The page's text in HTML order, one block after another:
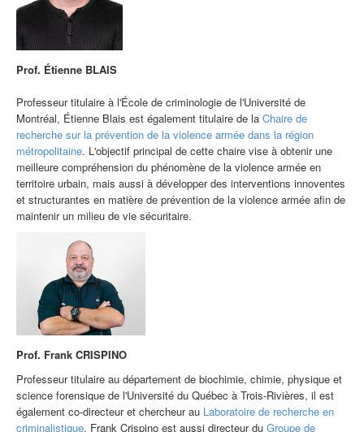
Prof. Étienne BLAIS
Professeur titulaire à l'École de criminologie de l'Université de
Montréal, Étienne Blais est également titulaire de la Chaire de
recherche sur la prévention de la violence armée dans la région
métropolitaine. L'objectif principal de cette chaire vise à obtenir une
meilleure compréhension du phénomène de la violence armée en
territoire urbain, mais aussi à développer des interventions innoventes
et structurantes en matière de prévention de la violence armée afin de
maintenir un milieu de vie sécuritaire.
Prof. Frank CRISPINO
Professeur titulaire au département de biochimie, chimie, physique et
science forensique de l'Université du Québec à Trois-Rivières, il est
également co-directeur et chercheur au Laboratoire de recherche en
criminalistique. Frank Crispino est aussi directeur du Groupe de